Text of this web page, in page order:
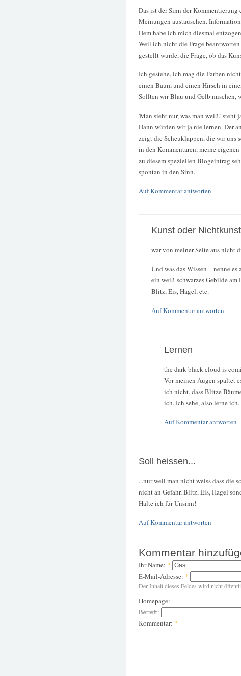
Das ist der Sinn der
Meinungen austauschen.
Dem habe ich mich diesmal
Weil ich nicht die Frage
gestellt wurde, die Frage, ob das
Ich gestehe, ich mag die Farben
einen Baum und einen Hirsch in
Sollten wir Blau und Gelb mischen,
'Man sieht nur, was man weiß.' steht
Dann würden wir ja nie lernen. Der
zeigt die Scheuklappen, die wir uns
in den Kommentaren, meine
zu diesem speziellen Blogeintrag
spontan in den Sinn.
Auf Kommentar antworten
Kunst oder Nichtkunst
war von meiner Seite aus nicht
Und was das Wissen – nenne
ein weiß-schwarzes Gebilde
Blitz, Eis, Hagel, etc.
Auf Kommentar antworten
Lernen
the dark black cloud is
Vor meinen Augen spaltet
ich nicht, dass Blitze
ich. Ich sehe, also lerne ich.
Auf Kommentar antworten
Soll heissen...
...nur weil man nicht weiss dass die
nicht an Gefahr, Blitz, Eis, Hagel
Halte ich für Unsinn!
Auf Kommentar antworten
Kommentar
Ihr Name: *
E-Mail-Adresse: *
Der Inhalt dieses Feldes wird nicht
Homepage:
Betreff:
Kommentar: *